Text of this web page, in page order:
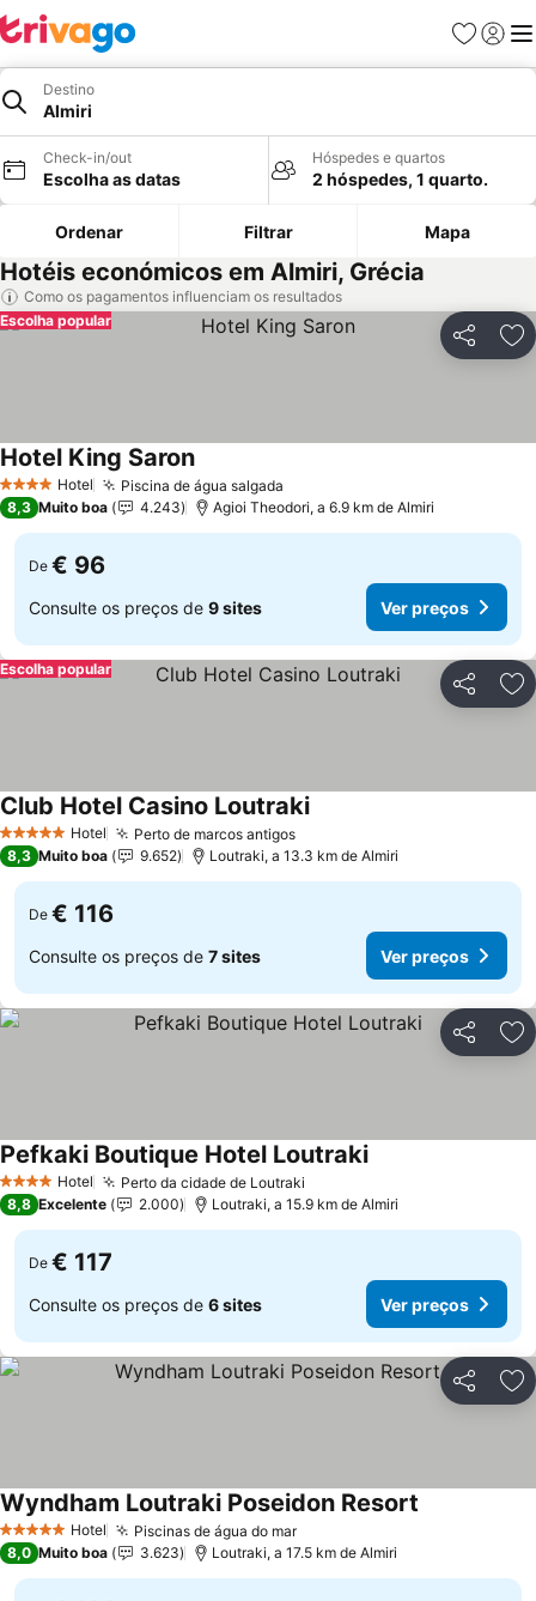
Favoritos
Iniciar
Destino
Almiri
Check-in/out
Escolha as datas
Hóspedes e quartos
2 hóspedes, 1 quarto.
Ordenar Filtrar Mapa
Hotéis económicos em Almiri, Grécia
Como os pagamentos influenciam os resultados
Partilhar
Escolha popular
4 EstrelasHotel Piscina de água salgada
Hotel King Saron
8,3 Muito boa 4.243 Agioi Theodori, a 6.9 km de Almiri
De € 96
Consulte os preços de 9 sites Ver preços
Partilhar
Escolha popular
5 Estrelas Hotel Perto de marcos antigos
Club Hotel Casino Loutraki
8,3 Muito boa 9.652 Loutraki, a 13.3 km de Almiri
De € 116
Consulte os preços de 7 sites Ver preços
Partilhar
4 EstrelasHotel Perto da cidade de Loutraki
Pefkaki Boutique Hotel Loutraki
8,8 Excelente 2.000 Loutraki, a 15.9 km de Almiri
De € 117
Consulte os preços de 6 sites Ver preços
Partilhar
5 Estrelas Hotel Piscinas de água do mar
Wyndham Loutraki Poseidon Resort
8,0 Muito boa 3.623 Loutraki, a 17.5 km de Almiri